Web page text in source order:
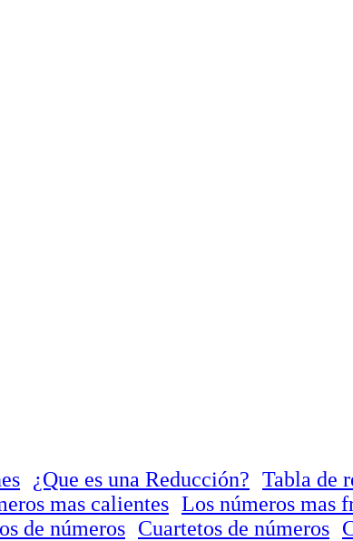
¿Que es una Reducción? Tabla de
mas calientes Los números mas
de números Cuartetos de números